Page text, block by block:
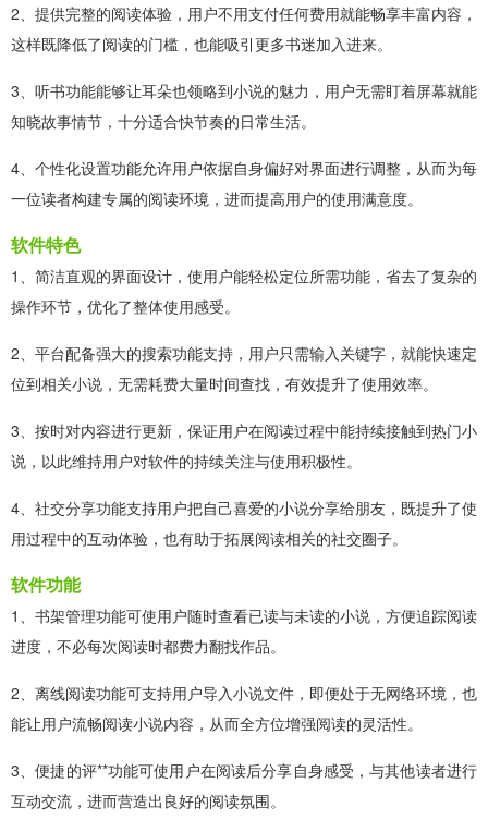
2、提供完整的阅读体验，用户不用支付任何费用就能畅享丰富内容，
这样既降低了阅读的门槛，也能吸引更多书迷加入进来。
3、听书功能能够让耳朵也领略到小说的魅力，用户无需盯着屏幕就能
知晓故事情节，十分适合快节奏的日常生活。
4、个性化设置功能允许用户依据自身偏好对界面进行调整，从而为每
一位读者构建专属的阅读环境，进而提高用户的使用满意度。
软件特色
1、简洁直观的界面设计，使用户能轻松定位所需功能，省去了复杂的
操作环节，优化了整体使用感受。
2、平台配备强大的搜索功能支持，用户只需输入关键字，就能快速定
位到相关小说，无需耗费大量时间查找，有效提升了使用效率。
3、按时对内容进行更新，保证用户在阅读过程中能持续接触到热门小
说，以此维持用户对软件的持续关注与使用积极性。
4、社交分享功能支持用户把自己喜爱的小说分享给朋友，既提升了使
用过程中的互动体验，也有助于拓展阅读相关的社交圈子。
软件功能
1、书架管理功能可使用户随时查看已读与未读的小说，方便追踪阅读
进度，不必每次阅读时都费力翻找作品。
2、离线阅读功能可支持用户导入小说文件，即便处于无网络环境，也
能让用户流畅阅读小说内容，从而全方位增强阅读的灵活性。
3、便捷的评**功能可使用户在阅读后分享自身感受，与其他读者进行
互动交流，进而营造出良好的阅读氛围。